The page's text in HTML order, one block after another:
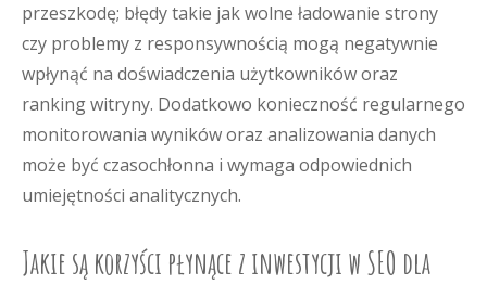
przeszkodę; błędy takie jak wolne ładowanie strony
czy problemy z responsywnością mogą negatywnie
wpłynąć na doświadczenia użytkowników oraz
ranking witryny. Dodatkowo konieczność regularnego
monitorowania wyników oraz analizowania danych
może być czasochłonna i wymaga odpowiednich
umiejętności analitycznych.
Jakie są korzyści płynące z inwestycji w SEO dla